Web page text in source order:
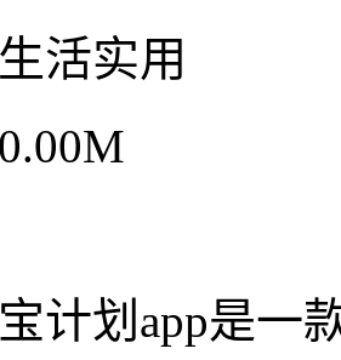
生活实用
0.00M
计划app是一